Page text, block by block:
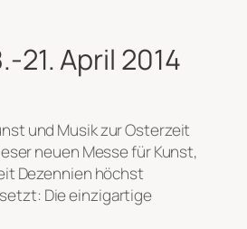
21. April 2014
und Musik zur Osterzeit
neuen Messe für Kunst,
Dezennien höchst
Die einzigartige